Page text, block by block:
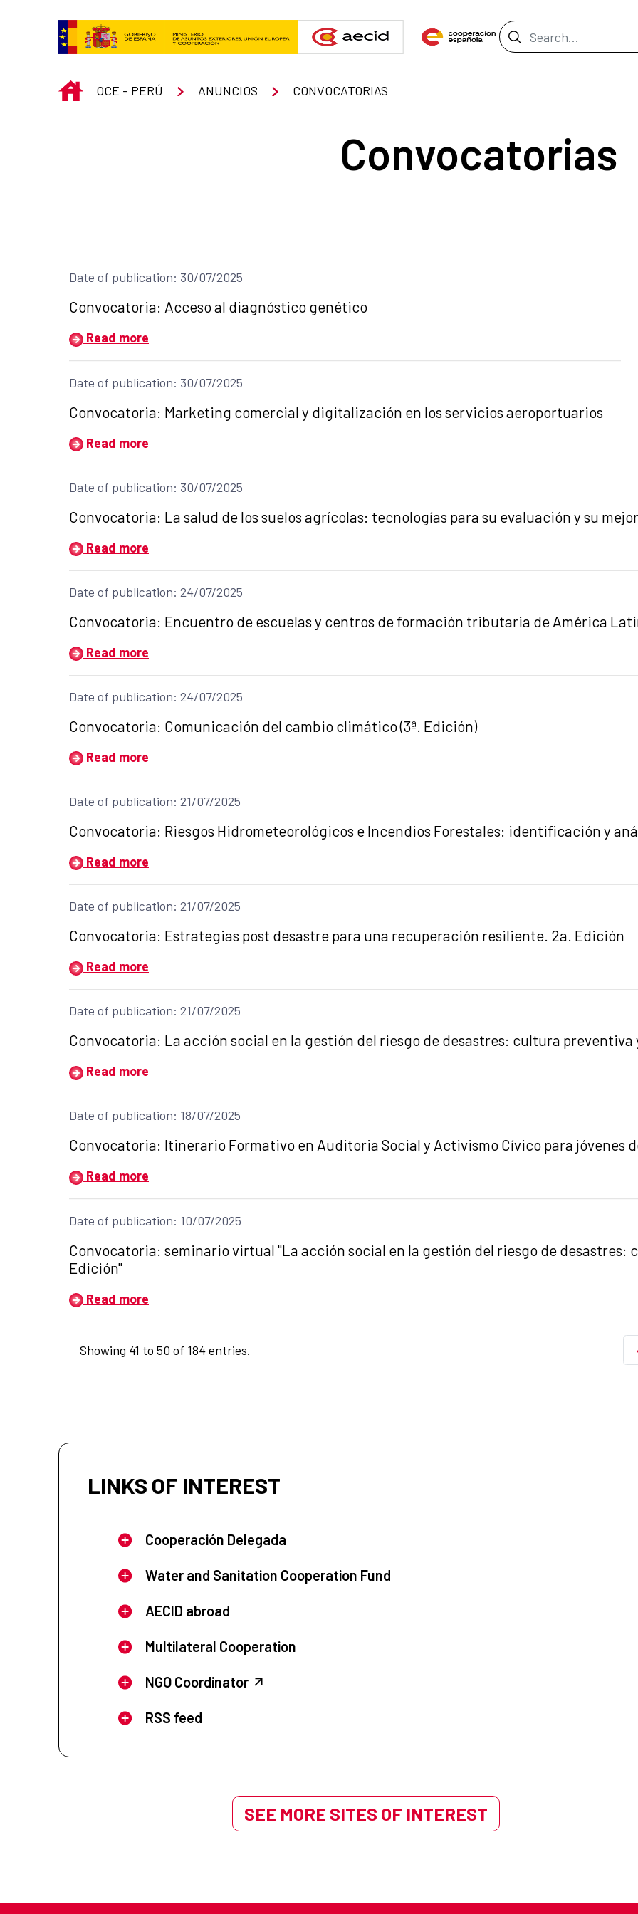
Search Bar
INICIO
OCE - PERÚ ANUNCIOS CONVOCATORIAS
Convocatorias
Date of publication: 30/07/2025
Title of the announcement:
Convocatoria: Acceso al diagnóstico genético
Read more
Date of publication: 30/07/2025
Title of the announcement:
Convocatoria: Marketing comercial y digitalización en los servicios aeroportuarios
Read more
Date of publication: 30/07/2025
Title of the announcement:
Convocatoria: La salud de los suelos agrícolas: tecnologías para su evaluación y su
Read more
Date of publication: 24/07/2025
Title of the announcement:
Convocatoria: Encuentro de escuelas y centros de formación tributaria de América
Read more
Date of publication: 24/07/2025
Title of the announcement:
Convocatoria: Comunicación del cambio climático (3ª. Edición)
Read more
Date of publication: 21/07/2025
Title of the announcement:
Convocatoria: Riesgos Hidrometeorológicos e Incendios Forestales: identificación y
Read more
Date of publication: 21/07/2025
Title of the announcement:
Convocatoria: Estrategias post desastre para una recuperación resiliente. 2a. Edición
Read more
Date of publication: 21/07/2025
Title of the announcement:
Convocatoria: La acción social en la gestión del riesgo de desastres: cultura
Read more
Date of publication: 18/07/2025
Title of the announcement:
Convocatoria: Itinerario Formativo en Auditoria Social y Activismo Cívico para jóvenes
Read more
Date of publication: 10/07/2025
Title of the announcement:
Convocatoria: seminario virtual "La acción social en la gestión del riesgo de
Edición"
Read more
Showing 41 to 50 of 184 entries.
LINKS OF INTEREST
Cooperación Delegada
Water and Sanitation Cooperation Fund
AECID abroad
Multilateral Cooperation
NGO Coordinator
RSS feed
SEE MORE SITES OF INTEREST